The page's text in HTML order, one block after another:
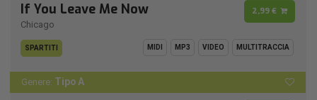
If You Leave Me Now
Chicago
2,99 €
SPARTITI MIDI MP3 VIDEO MULTITRACCIA
Genere: Tipo A